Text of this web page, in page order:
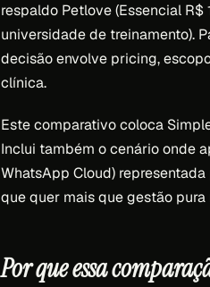
respaldo Petlove (Essencial
universidade de treinamento).
decisão envolve pricing,
clínica.
Este comparativo coloca
Inclui também o cenário onde
WhatsApp Cloud)
que quer mais que gestão pura
Por que essa